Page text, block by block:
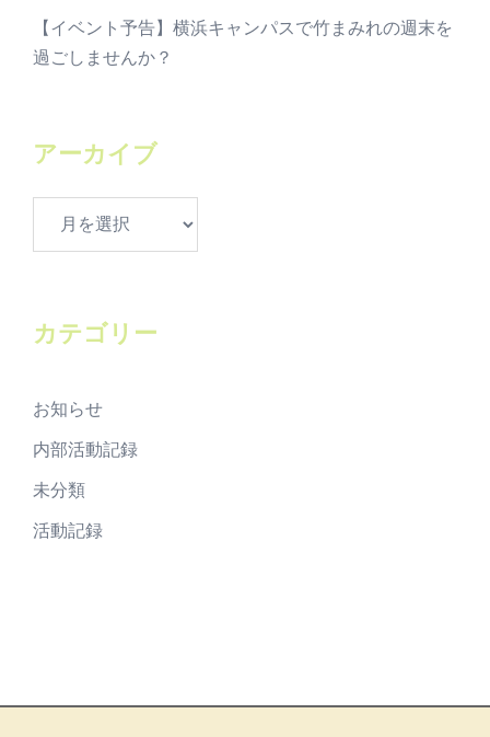
【イベント予告】横浜キャンパスで竹まみれの週末を
過ごしませんか？
アーカイブ
ブ
カテゴリー
お知らせ
内部活動記録
未分類
活動記録